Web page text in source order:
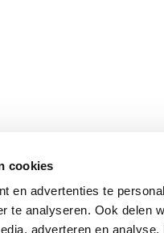
cookies
en advertenties te
te analyseren. Ook delen
adverteren en